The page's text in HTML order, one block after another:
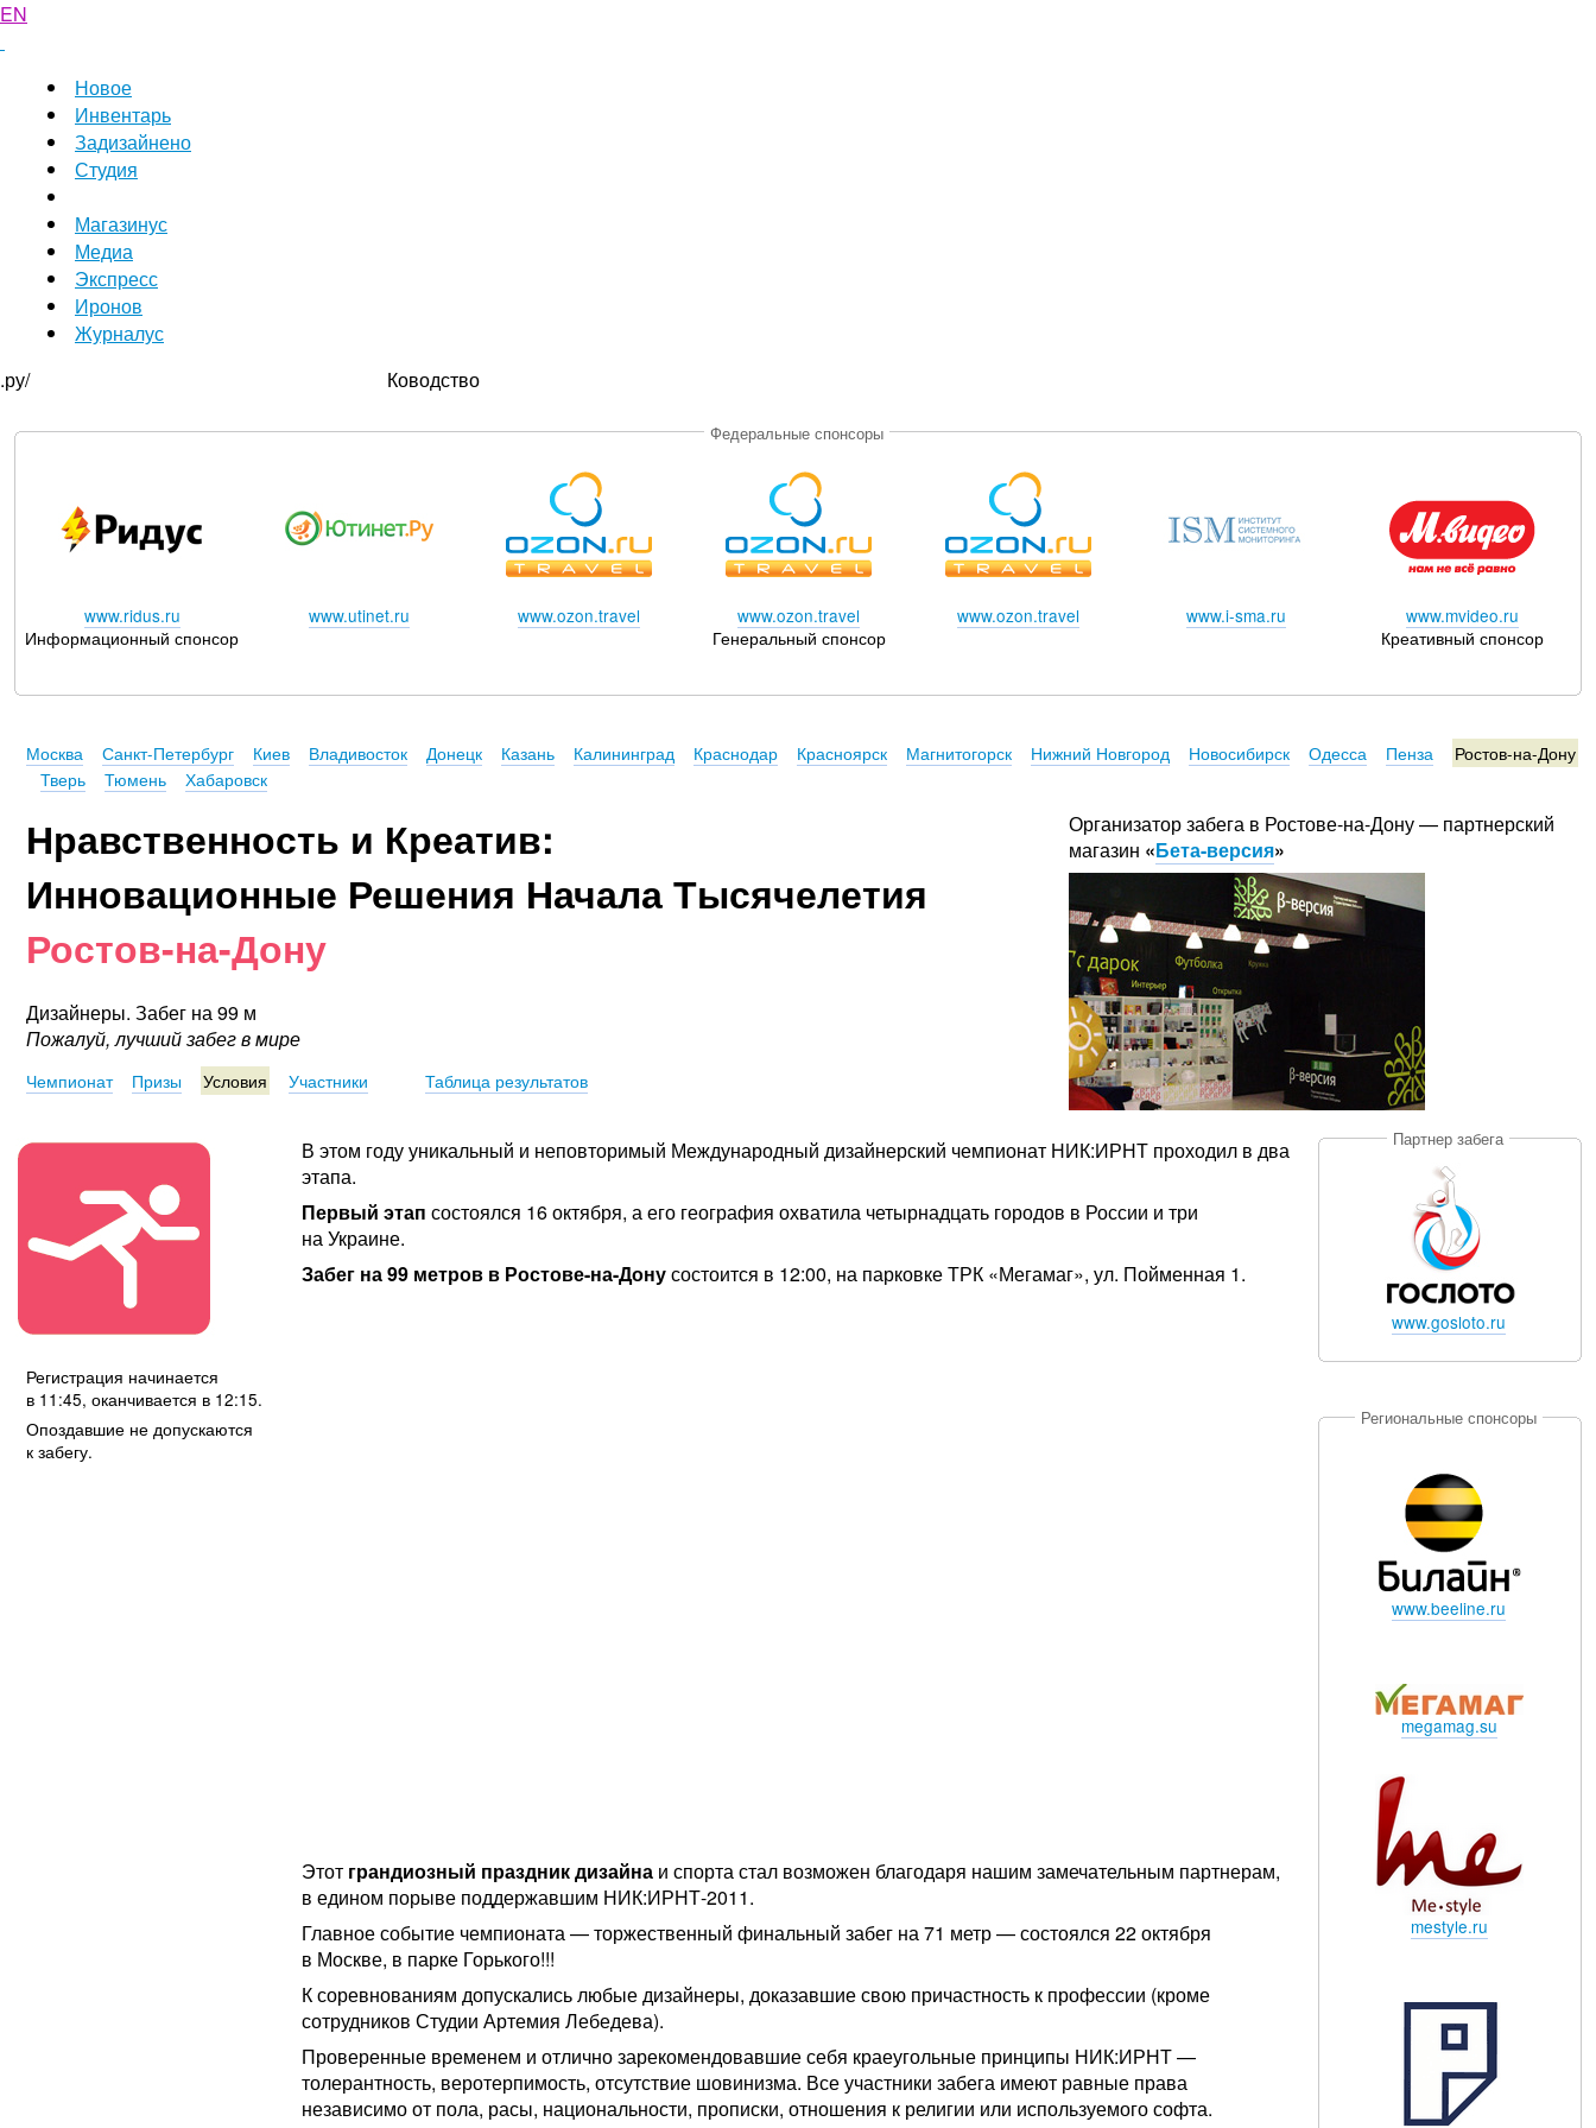
EN
Новое
Инвентарь
Задизайнено
Студия
Магазинус
Медиа
Экспресс
Иронов
Журналус
.ру/
Ководство
Федеральные спонсоры
www.ridus.ru
Информационный спонсор
www.utinet.ru www.ozon.travel
www.ozon.travel
Генеральный спонсор
www.ozon.travel www.i-sma.ru
www.mvideo.ru
Креативный спонсор
Москва Санкт-Петербург Киев Владивосток Донецк Казань Калининград Краснодар Красноярск Магнитогорск Нижний Новгород Новосибирск Одесса Пенза
Ростов-на-Дону
Тверь
Тюмень Хабаровск
Нравственность и Креатив:
Инновационные Решения Начала Тысячелетия
Ростов-на-Дону
Дизайнеры. Забег на 99 м
Пожалуй, лучший забег в мире
Чемпионат Призы Условия Участники Таблица результатов
Организатор забега в Ростове-на-Дону — партнерский
магазин «Бета-версия»
Регистрация начинается
в 11:45, оканчивается в 12:15.
Опоздавшие не допускаются
к забегу.
В этом году уникальный и неповторимый Международный дизайнерский чемпионат НИК:ИРНТ проходил в два
этапа.
Первый этап состоялся 16 октября, а его география охватила четырнадцать городов в России и три
на Украине.
Забег на 99 метров в Ростове-на-Донусостоится в 12:00, на парковке ТРК «Мегамаг», ул. Пойменная 1.
Этот грандиозный праздник дизайна и спорта стал возможен благодаря нашим замечательным партнерам,
в едином порыве поддержавшим НИК:ИРНТ-2011.
Главное событие чемпионата — торжественный финальный забег на 71 метр — состоялся 22 октября
в Москве, в парке Горького!!!
К соревнованиям допускались любые дизайнеры, доказавшие свою причастность к профессии (кроме
сотрудников Студии Артемия Лебедева).
Проверенные временем и отлично зарекомендовавшие себя краеугольные принципы НИК:ИРНТ —
толерантность, веротерпимость, отсутствие шовинизма. Все участники забега имеют равные права
независимо от пола, расы, национальности, прописки, отношения к религии или используемого софта.
Партнер забега
www.gosloto.ru
Региональные спонсоры
www.beeline.ru
megamag.su
mestyle.ru